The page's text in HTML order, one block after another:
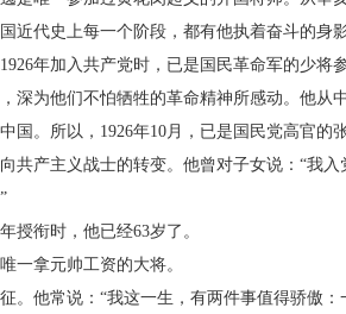
近代史上每一个阶段，都有他执着奋斗的身影
年加入共产党时，已是国民革命军的少将
深为他们不怕牺牲的革命精神所感动。他从
国。所以，1926年10月，已是国民党高官
共产主义战士的转变。他曾对子女说：“我
衔时，他已经63岁了。
拿元帅工资的大将。
他常说：“我这一生，有两件事值得骄傲：